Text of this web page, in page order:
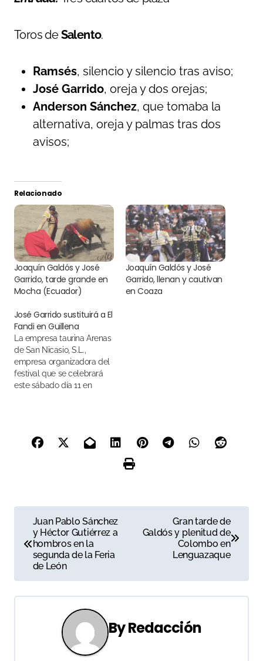
Toros deSalento.
Ramsés, silencio y silencio tras aviso;
José Garrido, oreja y dos orejas;
Anderson Sánchez, que tomaba la
alternativa, oreja y palmas tras dos
avisos;
Relacionado
Joaquín Galdós y José
Garrido, tarde grande en
Mocha (Ecuador)
Joaquín Galdós y José
Garrido, llenan y cautivan
en Coaza
José Garrido sustituirá a El
Fandi en Guillena
La empresa taurina Arenas
de San Nicasio, S.L.,
empresa organizadora del
festival que se celebrará
este sábado día 11 en
localidad, se ha visto
a
e
Juan Pablo Sánchez
y Héctor Gutiérrez a
hombros en la
segunda de la Feria
de León
Gran tarde de
Galdós y plenitud de
Colombo en
Lenguazaque
ByRedacción